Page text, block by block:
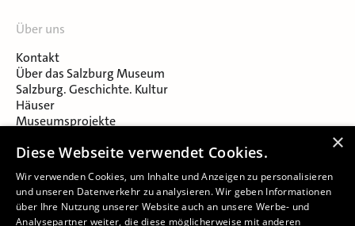
Über uns
Kontakt
Über das Salzburg Museum
Salzburg. Geschichte. Kultur
Häuser
Museumsprojekte
Museumsverein Celtic Heritage
×
Diese Webseite verwendet Cookies.
Wir verwenden Cookies, um Inhalte und Anzeigen zu personalisieren
und unseren Datenverkehr zu analysieren. Wir geben Informationen
über Ihre Nutzung unserer Website auch an unsere Werbe- und
Analysepartner weiter, die diese möglicherweise mit anderen